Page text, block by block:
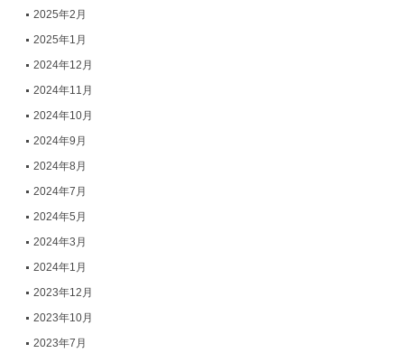
2025年2月
2025年1月
2024年12月
2024年11月
2024年10月
2024年9月
2024年8月
2024年7月
2024年5月
2024年3月
2024年1月
2023年12月
2023年10月
2023年7月